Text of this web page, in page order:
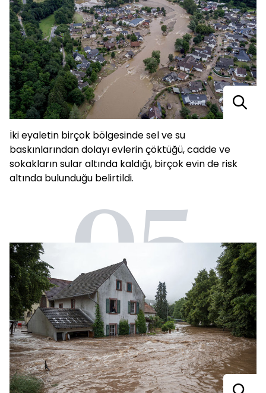
İki eyaletin birçok bölgesinde sel ve su
baskınlarından dolayı evlerin çöktüğü, cadde ve
sokakların sular altında kaldığı, birçok evin de risk
altında bulunduğu belirtildi.05